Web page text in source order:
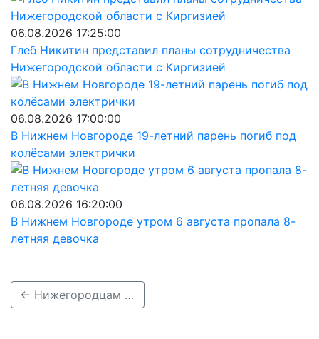
06.08.2026 17:25:00
Глеб Никитин представил планы сотрудничества
Нижегородской области с Киргизией
06.08.2026 17:00:00
В Нижнем Новгороде 19-летний парень погиб под
колёсами электрички
06.08.2026 16:20:00
В Нижнем Новгороде утром 6 августа пропала 8-
летняя девочка
← Нижегородцам показали, как выглядит отреставрированное здание Гордумы